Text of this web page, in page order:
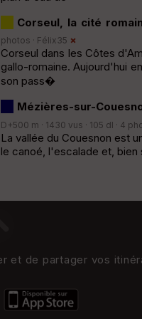
Corseul, la cité
photos · Félix35
Corseul dans les Côtes
gallo-romaine. Aujourd'hui
son pass�
Mézières-sur-
D+500 m · 1430 vus · 105 dl · 4
La vallée du Couesnon est
le canoé, l'escalade et, bien
et de partager vos